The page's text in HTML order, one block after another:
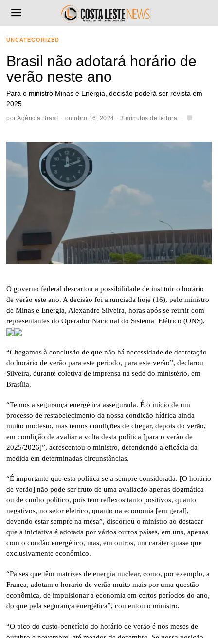
UNCATEGORIZED
Brasil não adotará horário de
verão neste ano
Para o ministro Minas e Energia, decisão poderá ser revista em
2025
porAgência Brasil outubro 16, 2024 3 minutos de leitura
O governo federal descartou a possibilidade de instituir o horário
de verão este ano. A decisão foi anunciada hoje (16), pelo ministro
de Minas e Energia, Alexandre Silveira, horas após se reunir com
representantes do Operador Nacional do Sistema Elétrico (ONS).
“Chegamos à conclusão de que não há necessidade de decretação
do horário de verão para este período, para este verão”, declarou
Silveira, durante coletiva de imprensa na sede do ministério, em
Brasília.
“Temos a segurança energética assegurada. É o início de um
processo de restabelecimento da nossa condição hídrica ainda
muito modesto, mas temos condições de chegar, depois do verão,
em condição de avaliar a volta desta política [para o verão de
2025/2026]”, acrescentou o ministro, defendendo a eficácia da
medida em determinadas circunstâncias.
“É importante que esta política seja sempre considerada. [O horário
de verão] não pode ser fruto de uma avaliação apenas dogmática
ou de cunho político, pois tem reflexos tanto positivos, quanto
negativos, no setor elétrico, quanto na economia [em geral],
devendo estar sempre na mesa”, discorreu o ministro ao destacar
que a iniciativa é adotada por vários outros países, em uns, apenas
com o condão energético, mas, em outros, um caráter quase que
exclusivamente econômico.
“Países que têm matrizes de energia nuclear, como, por exemplo, a
França, adotam o horário de verão muito mais por uma questão
econômica, de impulsionar a economia em certos períodos do ano,
do que pela segurança energética”, comentou o ministro.
“O pico do custo-benefício do horário de verão é nos meses de